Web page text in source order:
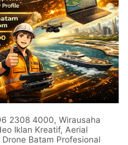
2308 4000, Wirausaha
Iklan Kreatif, Aerial
Batam Profesional